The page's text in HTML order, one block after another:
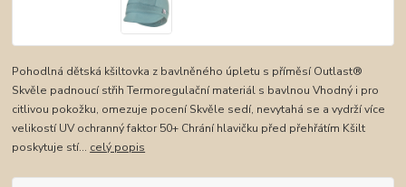
Pohodlná dětská kšiltovka z bavlněného úpletu s příměsí Outlast®
Skvěle padnoucí střih Termoregulační materiál s bavlnou Vhodný i pro
citlivou pokožku, omezuje pocení Skvěle sedí, nevytahá se a vydrží více
velikostí UV ochranný faktor 50+ Chrání hlavičku před přehřátím Kšilt
poskytuje stí... celý popis